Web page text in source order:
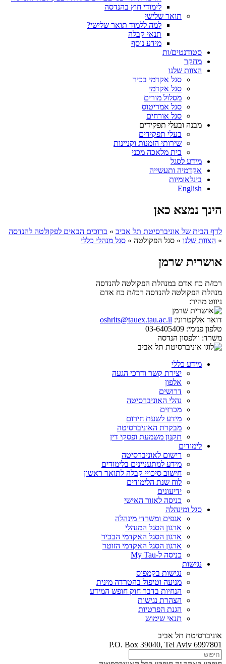
לימודי חוץ בהנדסה
תואר שלישי
למה ללמוד תואר שלישי?
תנאי קבלה
מידע נוסף
סטודנטים/ות
מחקר
הצוות שלנו
סגל אקדמי בכיר
סגל אקדמי
מסלול מורים
סגל אמריטוס
סגל אורחים
מבנה ובעלי תפקידים
בעלי תפקידים
שירותי הזמנות וקניינות
בית מלאכה מכני
מידע לסגל
אקדמיה ותעשייה
בינלאומיות
English
הינך נמצא כאן
לדף הבית של אוניברסיטת תל אביב » ברוכים הבאים לפקולטה להנדסה
» הצוות שלנו » סגל הפקולטה » סגל מנהלי כללי
אושרית שרמן
רכז/ת כח אדם במנהלת הפקולטה להנדסה
מנהלת הפקולטה להנדסה רכז/ת כח אדם
ניווט מהיר:
דואר אלקטרוני: oshrits@tauex.tau.ac.il
טלפון פנימי:
משרד: וולפסון הנדסה
מידע כללי
יצירת קשר ודרכי הגעה
אלפון
דרושים
נהלי האוניברסיטה
מכרזים
מידע לשעת חירום
מבקרת האוניברסיטה
תקנון משמעת ופסקי דין
לימודים
רישום לאוניברסיטה
מידע למתעניינים בלימודים
חישוב סיכויי קבלה לתואר ראשון
לוח שנת הלימודים
ידיעונים
כניסה לאזור האישי
סגל ומינהלה
אגפים ומשרדי מינהלה
ארגון הסגל המנהלי
ארגון הסגל האקדמי הבכיר
ארגון הסגל האקדמי הזוטר
כניסה ל-My Tau
נגישות
נגישות בקמפוס
מניעה וטיפול בהטרדה מינית
הנחיות בדבר חוק חופש המידע
הצהרת נגישות
הגנת הפרטיות
תנאי שימוש
אוניברסיטת תל אביב
P.O. Box 39040, Tel Aviv 6997801